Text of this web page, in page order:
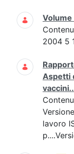
Volume
2004 5
Aspetti
lavoro